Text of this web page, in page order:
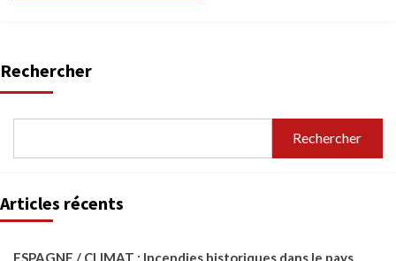
Rechercher
Rechercher
Articles récents
ESPAGNE / CLIMAT : Incendies historiques dans le pays